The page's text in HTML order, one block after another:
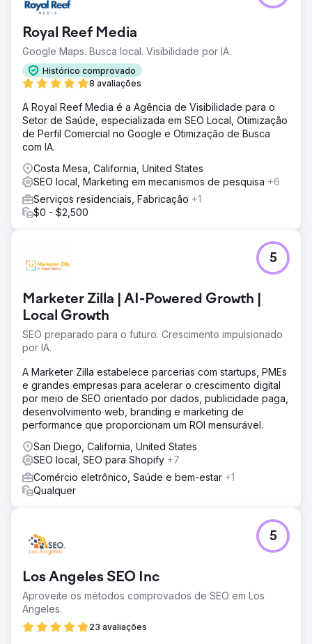
Royal Reef Media
Google Maps. Busca local. Visibilidade por IA.
Histórico comprovado
8 avaliações
A Royal Reef Media é a Agência de Visibilidade para o
Setor de Saúde, especializada em SEO Local, Otimização
de Perfil Comercial no Google e Otimização de Busca
com IA.
Costa Mesa, California, United States
SEO local, Marketing em mecanismos de pesquisa +6
Serviços residenciais, Fabricação +1
$0 - $2,500
Marketer Zilla | AI-Powered Growth |
Local Growth
SEO preparado para o futuro. Crescimento impulsionado
por IA.
5
A Marketer Zilla estabelece parcerias com startups, PMEs
e grandes empresas para acelerar o crescimento digital
por meio de SEO orientado por dados, publicidade paga,
desenvolvimento web, branding e marketing de
performance que proporcionam um ROI mensurável.
San Diego, California, United States
SEO local, SEO para Shopify +7
Comércio eletrônico, Saúde e bem-estar +1
Qualquer
Los Angeles SEO Inc
Aproveite os métodos comprovados de SEO em Los
Angeles.
23 avaliações
5